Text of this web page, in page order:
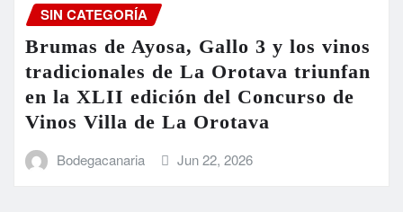
SIN CATEGORÍA
Brumas de Ayosa, Gallo 3 y los vinos
tradicionales de La Orotava triunfan
en la XLII edición del Concurso de
Vinos Villa de La Orotava
Bodegacanaria Jun 22, 2026